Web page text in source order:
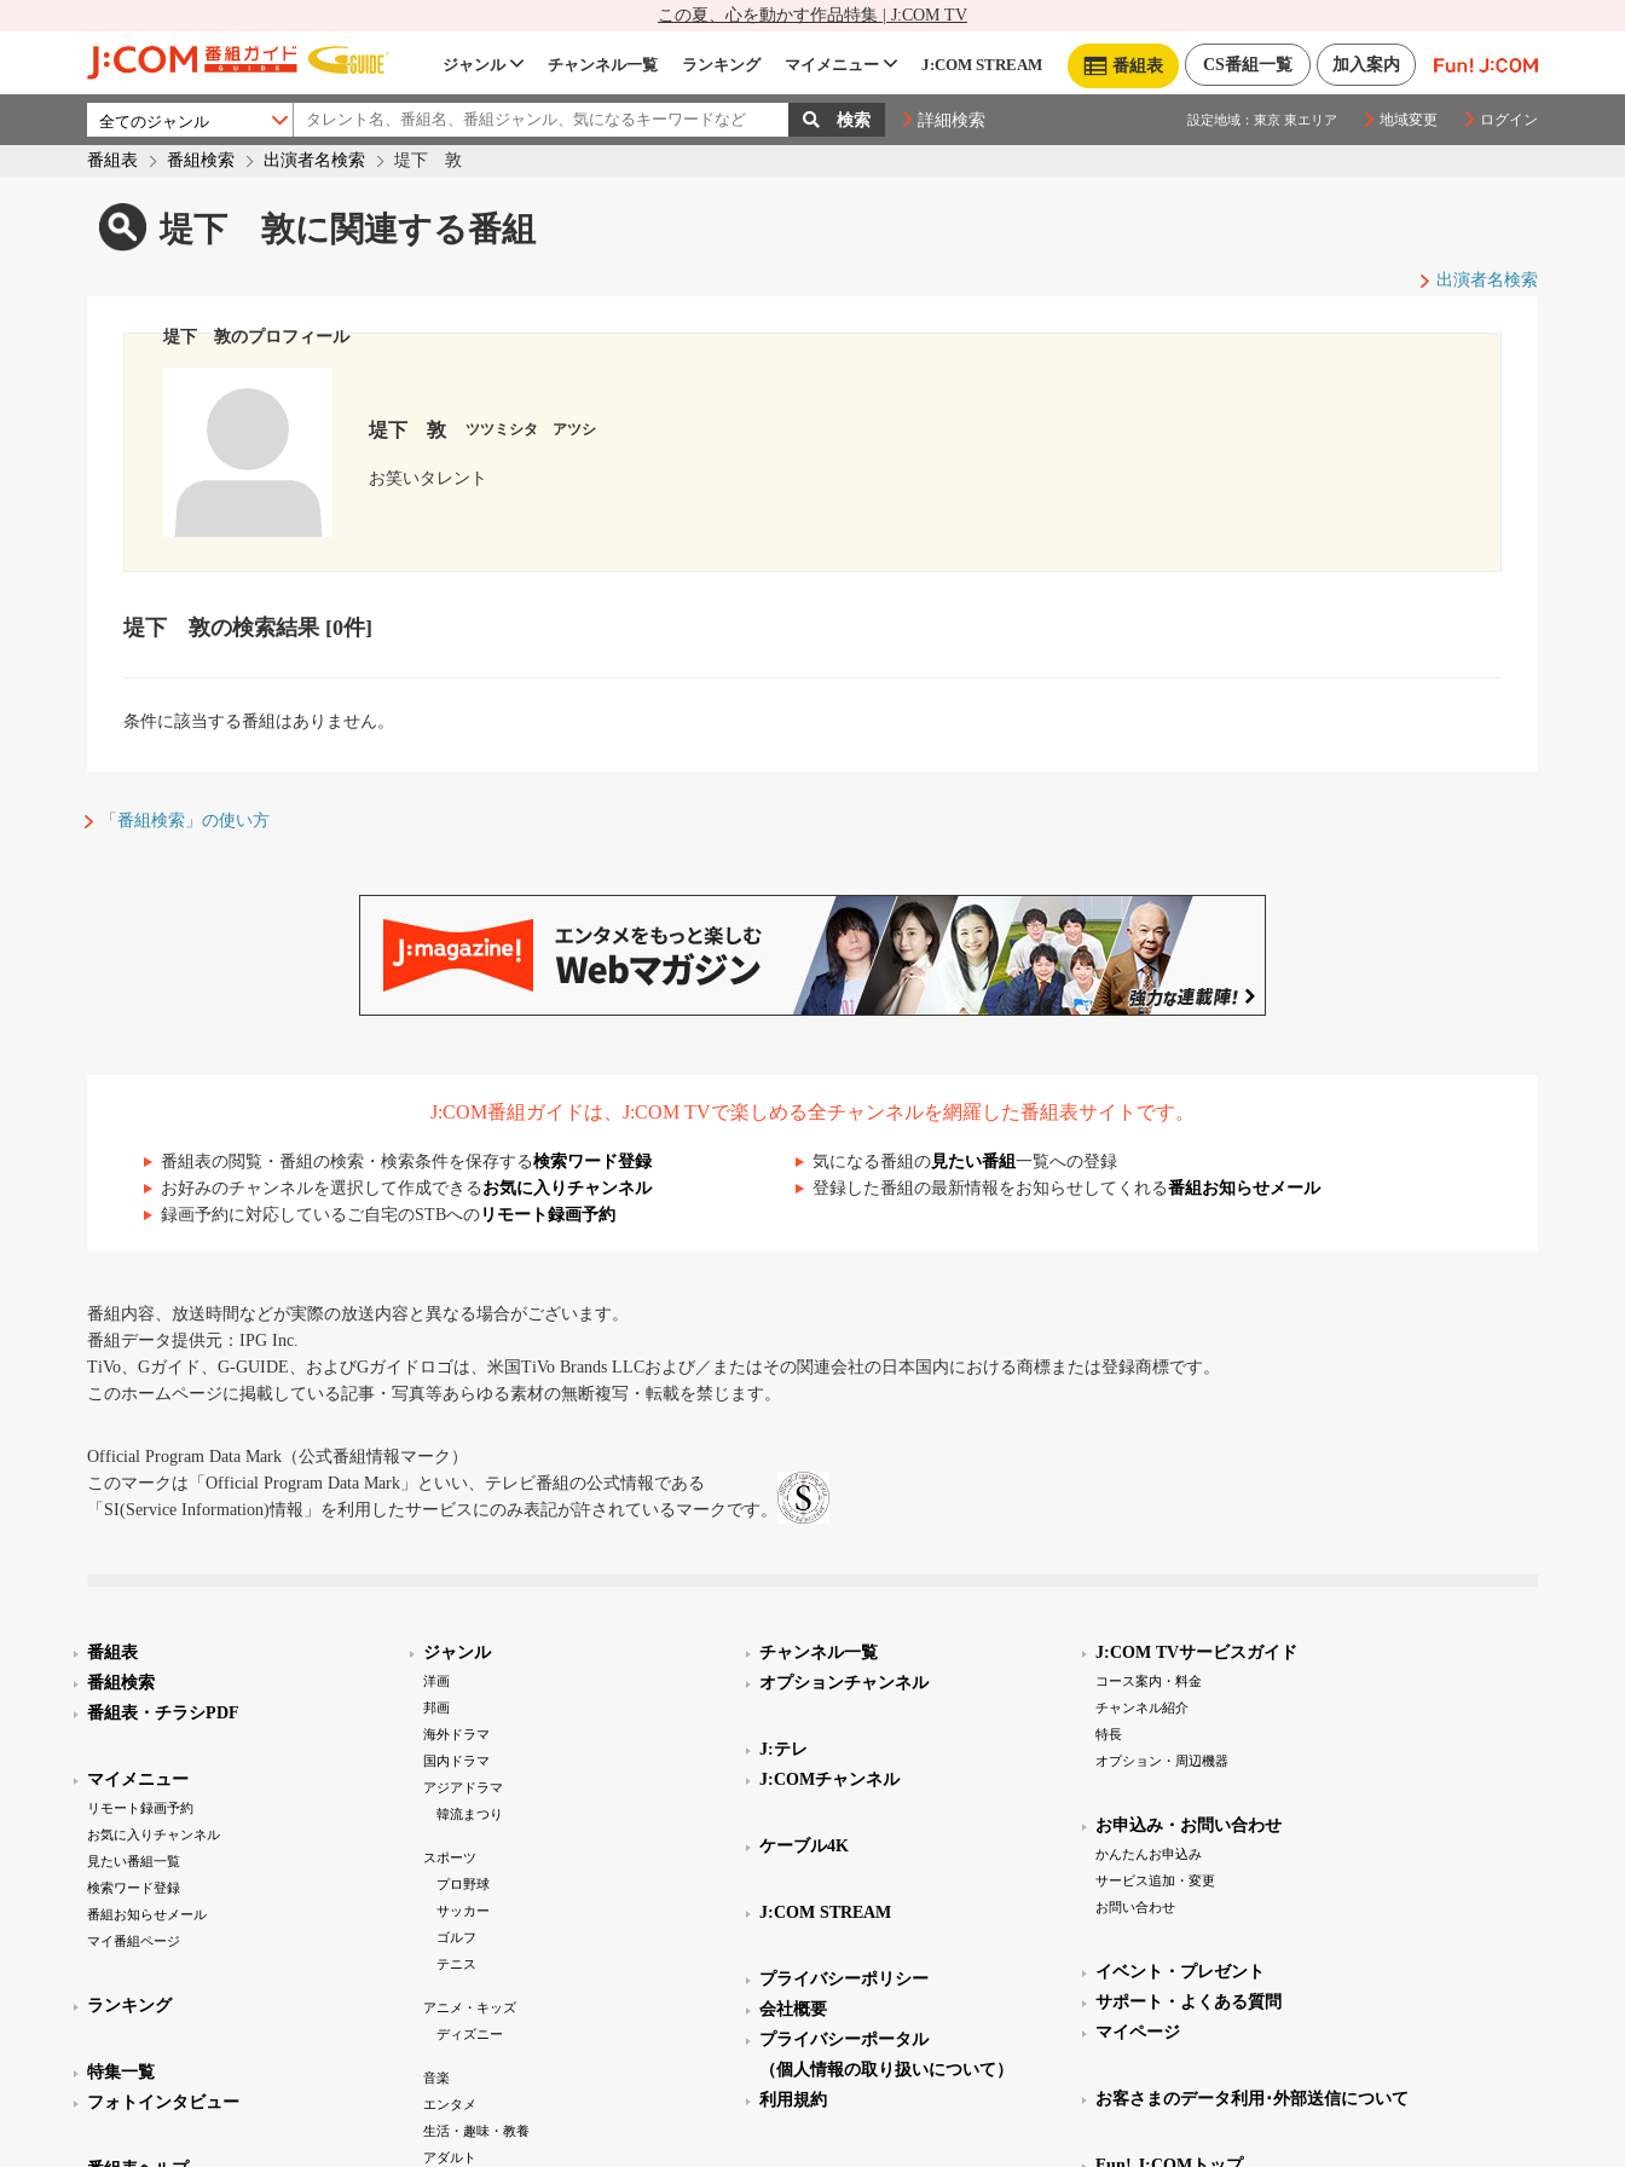
この夏、心を動かす作品特集 | J:COM TV
加入案内
CS番組一覧
番組表
ジャンル チャンネル一覧 ランキング マイメニュー J:COM STREAM
詳細検索 設定地域： 東京 東エリア 地域変更 ログイン
番組表 番組検索 出演者名検索 堤下 敦
堤下 敦に関連する番組
出演者名検索
堤下 敦のプロフィール
堤下 敦 ツツミシタ アツシ
お笑いタレント
堤下 敦の検索結果[0件]
条件に該当する番組はありません。
「番組検索」の使い方
J:COM番組ガイドは、J:COM TVで楽しめる全チャンネルを網羅した番組表サイトです。
番組表の閲覧・番組の検索・検索条件を保存する検索ワード登録 気になる番組の見たい番組 一覧への登録
お好みのチャンネルを選択して作成できる お気に入りチャンネル 登録した番組の最新情報をお知らせしてくれる番組お知らせメール
録画予約に対応しているご自宅のSTBへの リモート録画予約
番組内容、放送時間などが実際の放送内容と異なる場合がございます。
番組データ提供元：IPG Inc.
TiVo、Gガイド、G-GUIDE、およびGガイドロゴは、米国TiVo Brands LLCおよび／またはその関連会社の日本国内における商標または登録商標です。
このホームページに掲載している記事・写真等あらゆる素材の無断複写・転載を禁じます。
Official Program Data Mark（公式番組情報マーク）
このマークは「Official Program Data Mark」といい、テレビ番組の公式情報である
「SI(Service Information)情報」を利用したサービスにのみ表記が許されているマークです。
番組表
番組検索
番組表・チラシPDF
マイメニュー
リモート録画予約
お気に入りチャンネル
見たい番組一覧
検索ワード登録
番組お知らせメール
マイ番組ページ
ランキング
特集一覧
フォトインタビュー
ジャンル
洋画
邦画
海外ドラマ
国内ドラマ
アジアドラマ
韓流まつり
スポーツ
プロ野球
サッカー
ゴルフ
テニス
アニメ・キッズ
ディズニー
音楽
エンタメ
生活・趣味・教養
アダルト
チャンネル一覧
オプションチャンネル
J:テレ
J:COMチャンネル
ケーブル4K
J:COM STREAM
プライバシーポリシー
会社概要
プライバシーポータル
（個人情報の取り扱いについて）
利用規約
J:COM TVサービスガイド
コース案内・料金
チャンネル紹介
特長
オプション・周辺機器
お申込み・お問い合わせ
かんたんお申込み
サービス追加・変更
お問い合わせ
イベント・プレゼント
サポート・よくある質問
マイページ
お客さまのデータ利用･外部送信について